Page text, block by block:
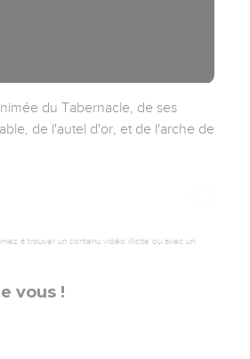
du Tabernacle, de ses
de l'autel d'or, et de l'arche de
à trouver un contenu vidéo illicite ou avec un
vous !